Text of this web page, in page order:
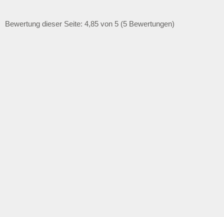
Bewertung dieser Seite: 4,85 von 5 (5 Bewertungen)